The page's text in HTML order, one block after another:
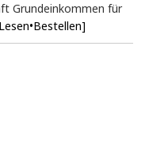
Grundeinkommen für